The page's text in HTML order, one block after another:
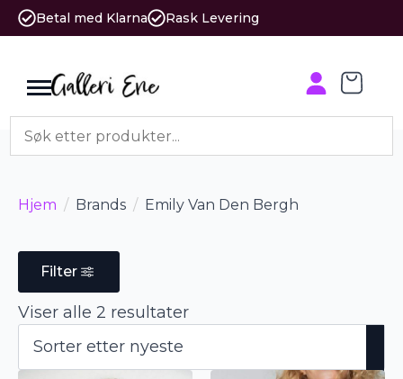
Betal med Klarna Rask Levering
Hjem Brands Emily Van Den Bergh
Filter
Viser alle 2 resultaterSortert